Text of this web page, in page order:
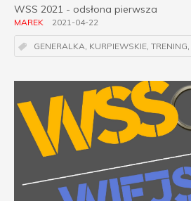
WSS 2021 - odsłona pierwsza
MAREK 2021-04-22
GENERALKA, KURPIEWSKIE, TRENING,